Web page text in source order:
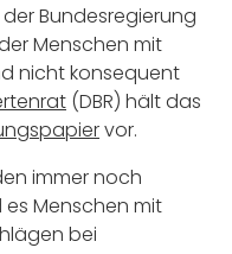
Bundesregierung
Menschen mit
nicht konsequent
(DBR) hält das
vor.
immer noch
Menschen mit
bei